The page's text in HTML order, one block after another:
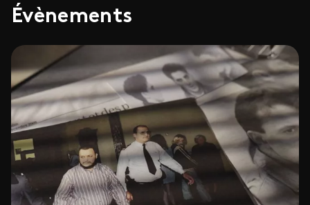
Évènements